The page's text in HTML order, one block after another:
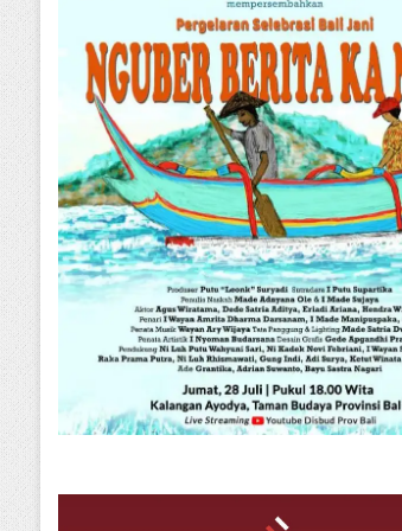
Minggu, 26 Juli 2026
Siapkan Santunan, Bupati Tabanan Komang Gede Sanjaya: Duka Kita Semua, Mari Jaga Tabanan Tetap Damai
Rabu, 05 Agustus 2026
Sekretaris SMSI Tabanan Maju Jadi Kandidat Ketua IMI Bali, Ketua SMSI Tabanan Berikan Dukungan